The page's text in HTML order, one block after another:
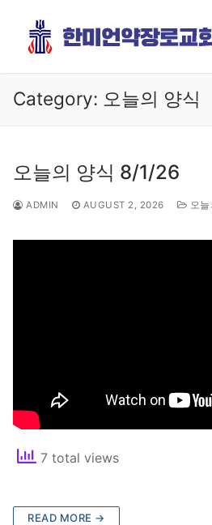
content
Search for:
Category: 오늘의 양식
오늘의 양식 8/1/26
ADMIN AUGUST 2, 2026 오늘
7 total views
READ MORE →